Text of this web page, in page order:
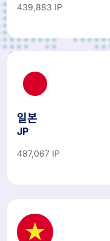
439,883 IP
일본
JP
487,067 IP